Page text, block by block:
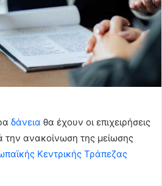
δάνεια θα έχουν οι επιχειρήσεις
την ανακοίνωση της μείωσης
Κεντρικής Τράπεζας